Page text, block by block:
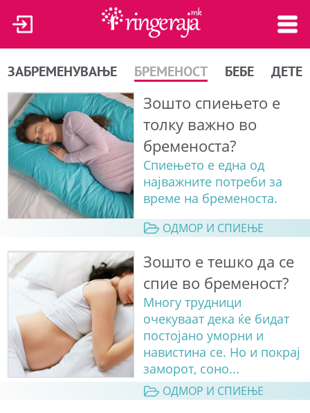
ЗАБРЕМЕНУВАЊЕ БРЕМЕНОСТ БЕБЕ ДЕТЕ
Зошто спиењето е
толку важно во
бременоста?
Спиењето е една од
најважните потреби за
време на бременоста.
ОДМОР И СПИЕЊЕ
Зошто е тешко да се
спие во бременост?
Многу трудници
очекуваат дека ќе бидат
постојано уморни и
навистина се. Но и покрај
заморот, соно...
ОДМОР И СПИЕЊЕ